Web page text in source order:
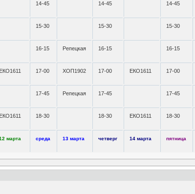
14-45 14-45 14-45
15-30 15-30 15-30
16-15 Репецкая 16-15 16-15
ЕКО1611 17-00 ХОП1902 17-00 ЕКО1611 17-00
17-45 Репецкая 17-45 17-45
ЕКО1611 18-30 18-30 ЕКО1611 18-30
марта среда 13 марта четверг 14 марта пятница